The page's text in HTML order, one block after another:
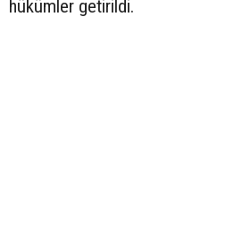
hükümler getirildi.